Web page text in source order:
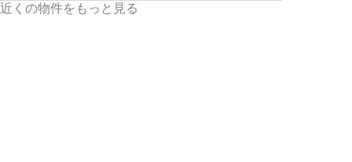
近くの物件をもっと見る